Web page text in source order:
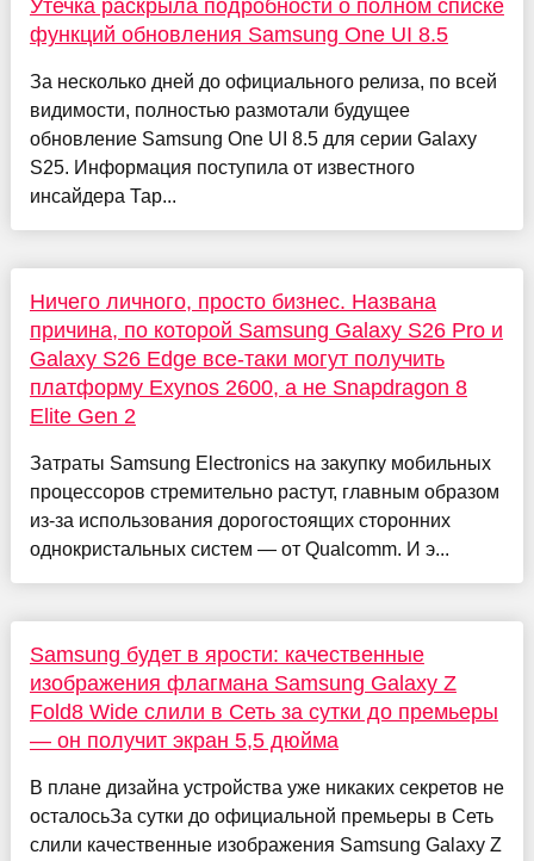
Утечка раскрыла подробности о полном списке
функций обновления Samsung One UI 8.5
За несколько дней до официального релиза, по всей
видимости, полностью размотали будущее
обновление Samsung One UI 8.5 для серии Galaxy
S25. Информация поступила от известного
инсайдера Тар...
Ничего личного, просто бизнес. Названа
причина, по которой Samsung Galaxy S26 Pro и
Galaxy S26 Edge все-таки могут получить
платформу Exynos 2600, а не Snapdragon 8
Elite Gen 2
Затраты Samsung Electronics на закупку мобильных
процессоров стремительно растут, главным образом
из-за использования дорогостоящих сторонних
однокристальных систем — от Qualcomm. И э...
Samsung будет в ярости: качественные
изображения флагмана Samsung Galaxy Z
Fold8 Wide слили в Сеть за сутки до премьеры
— он получит экран 5,5 дюйма
В плане дизайна устройства уже никаких секретов не
осталосьЗа сутки до официальной премьеры в Сеть
слили качественные изображения Samsung Galaxy Z